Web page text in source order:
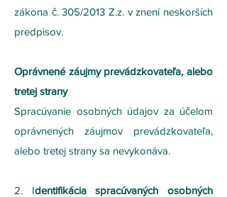
zákona č. 305/2013 Z.z. v znení neskorších
predpisov.
Oprávnené záujmy prevádzkovateľa, alebo
tretej strany
Spracúvanie osobných údajov za účelom
oprávnených záujmov prevádzkovateľa,
alebo tretej strany sa nevykonáva.
2. Identifikácia spracúvaných osobných